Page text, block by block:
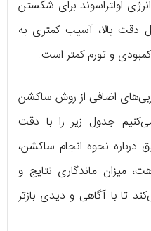
اولتراسوند برای شکستن
دقت بالا، آسیب کمتری به
و تورم کمتر است.
اضافی از روش ساکشن
جدول زیر را با دقت
درباره نحوه انجام ساکشن،
میزان ماندگاری نتایج و
تا با آگاهی و دیدی بازتر